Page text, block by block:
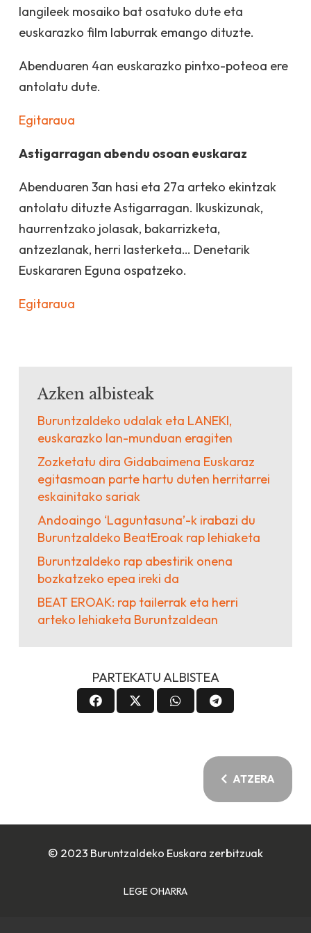
langileek mosaiko bat osatuko dute eta
euskarazko film laburrak emango dituzte.
Abenduaren 4an euskarazko pintxo-poteoa ere
antolatu dute.
Egitaraua
Astigarragan abendu osoan euskaraz
Abenduaren 3an hasi eta 27a arteko ekintzak
antolatu dituzte Astigarragan. Ikuskizunak,
haurrentzako jolasak, bakarrizketa,
antzezlanak, herri lasterketa… Denetarik
Euskararen Eguna ospatzeko.
Egitaraua
Azken albisteak
Buruntzaldeko udalak eta LANEKI,
euskarazko lan-munduan eragiten
Zozketatu dira Gidabaimena Euskaraz
egitasmoan parte hartu duten herritarrei
eskainitako sariak
Andoaingo ‘Laguntasuna’-k irabazi du
Buruntzaldeko BeatEroak rap lehiaketa
Buruntzaldeko rap abestirik onena
bozkatzeko epea ireki da
BEAT EROAK: rap tailerrak eta herri
arteko lehiaketa Buruntzaldean
PARTEKATU ALBISTEA
ATZERA
© 2023 Buruntzaldeko Euskara zerbitzuak
LEGE OHARRA